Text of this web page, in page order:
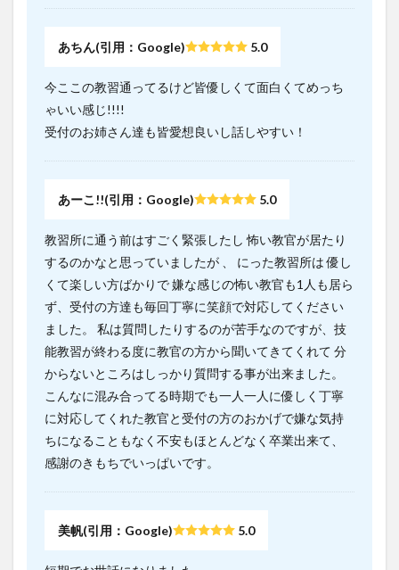
あちん(引用：Google) 5.0
今ここの教習通ってるけど皆優しくて面白くてめっち
ゃいい感じ!!!!
受付のお姉さん達も皆愛想良いし話しやすい！
あーこ!!(引用：Google) 5.0
教習所に通う前はすごく緊張したし 怖い教官が居たり
するのかなと思っていましたが 、 にった教習所は 優し
くて楽しい方ばかりで 嫌な感じの怖い教官も1人も居ら
ず、受付の方達も毎回丁寧に笑顔で対応してください
ました。 私は質問したりするのが苦手なのですが、技
能教習が終わる度に教官の方から聞いてきてくれて 分
からないところはしっかり質問する事が出来ました。
こんなに混み合ってる時期でも一人一人に優しく丁寧
に対応してくれた教官と受付の方のおかげで嫌な気持
ちになることもなく不安もほとんどなく卒業出来て、
感謝のきもちでいっぱいです。
美帆(引用：Google) 5.0